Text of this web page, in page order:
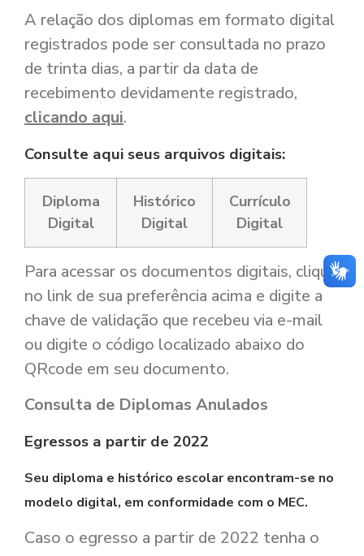
A relação dos diplomas em formato digital
registrados pode ser consultada no prazo
de trinta dias, a partir da data de
recebimento devidamente registrado,
clicando aqui.
Consulte aqui seus arquivos digitais:
Diploma
Digital
Histórico
Digital
Currículo
Digital
Para acessar os documentos digitais, clique
no link de sua preferência acima e digite a
chave de validação que recebeu via e-mail
ou digite o código localizado abaixo do
QRcode em seu documento.
Consulta de Diplomas Anulados
Egressos a partir de 2022
Seu diploma e histórico escolar encontram-se no
modelo digital, em conformidade com o MEC.
Caso o egresso a partir de 2022 tenha o